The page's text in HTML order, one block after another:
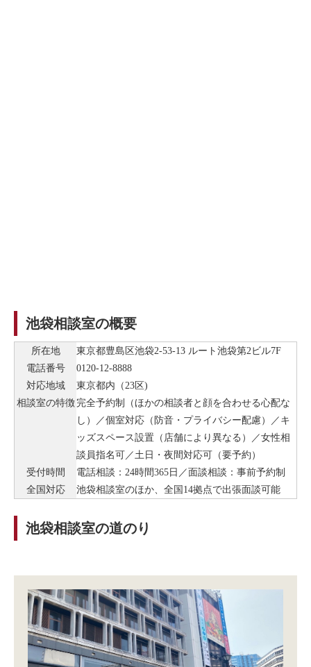
池袋相談室の概要
所在地
東京都豊島区池袋2-53-13 ルート池袋第2ビル7F
電話番号
0120-12-8888
対応地域
東京都内（23区)
相談室の特徴 完全予約制（ほかの相談者と顔を合わせる心配な
し）／個室対応（防音・プライバシー配慮）／キ
ッズスペース設置（店舗により異なる）／女性相
談員指名可／土日・夜間対応可（要予約）
受付時間
電話相談：24時間365日／面談相談：事前予約制
全国対応
池袋相談室のほか、全国14拠点で出張面談可能
池袋相談室の道のり